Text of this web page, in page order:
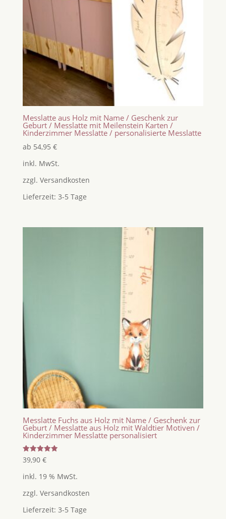
Messlatte aus Holz mit Name / Geschenk zur
Geburt / Messlatte mit Meilenstein Karten /
Kinderzimmer Messlatte / personalisierte Messlatte
ab 54,95 €
inkl. MwSt.
zzgl. Versandkosten
Lieferzeit: 3-5 Tage
Messlatte Fuchs aus Holz mit Name / Geschenk zur
Geburt / Messlatte aus Holz mit Waldtier Motiven /
Kinderzimmer Messlatte personalisiert
Bewertet
mit
von 5
39,90 €
inkl. 19 % MwSt.
zzgl. Versandkosten
Lieferzeit: 3-5 Tage